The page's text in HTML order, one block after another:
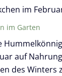
im Garten
auf
des Winters